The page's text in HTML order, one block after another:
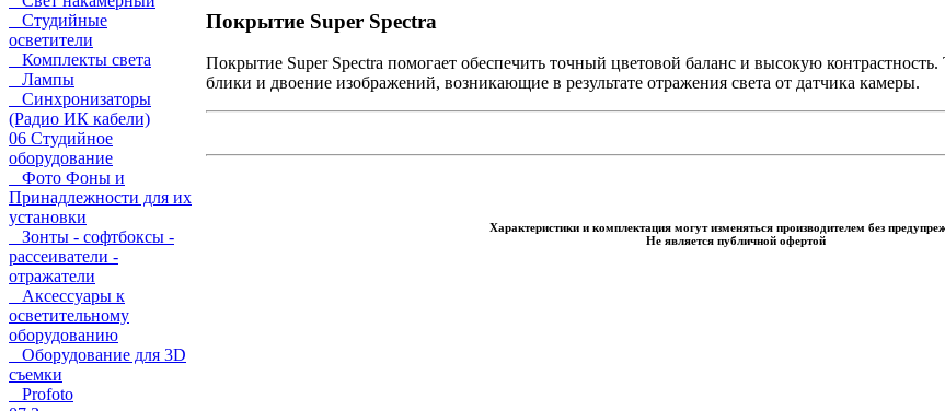
Студийные
осветители
Комплекты света
Лампы
Синхронизаторы
(Радио ИК кабели)
06 Студийное
оборудование
Фото Фоны и
Принадлежности для их
установки
Зонты - софтбоксы -
рассеиватели -
отражатели
Аксессуары к
осветительному
оборудованию
Оборудование для 3D
съемки
Profoto
Покрытие Super Spectra
Покрытие Super Spectra помогает обеспечить точный цветовой баланс и высокую
блики и двоение изображений, возникающие в результате отражения света от датчика камеры.
Характеристики и комплектация могут изменяться производителем без
Не является публичной офертой